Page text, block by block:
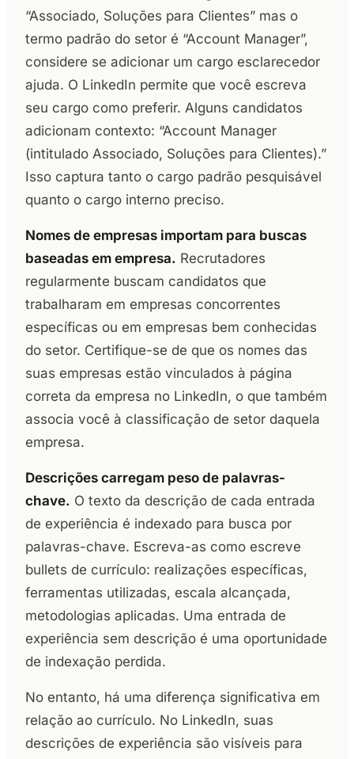
“Associado, Soluções para Clientes” mas o
termo padrão do setor é “Account Manager”,
considere se adicionar um cargo esclarecedor
ajuda. O LinkedIn permite que você escreva
seu cargo como preferir. Alguns candidatos
adicionam contexto: “Account Manager
(intitulado Associado, Soluções para Clientes).”
Isso captura tanto o cargo padrão pesquisável
quanto o cargo interno preciso.
Nomes de empresas importam para buscas
baseadas em empresa. Recrutadores
regularmente buscam candidatos que
trabalharam em empresas concorrentes
específicas ou em empresas bem conhecidas
do setor. Certifique-se de que os nomes das
suas empresas estão vinculados à página
correta da empresa no LinkedIn, o que também
associa você à classificação de setor daquela
empresa.
Descrições carregam peso de palavras-
chave. O texto da descrição de cada entrada
de experiência é indexado para busca por
palavras-chave. Escreva-as como escreve
bullets de currículo: realizações específicas,
ferramentas utilizadas, escala alcançada,
metodologias aplicadas. Uma entrada de
experiência sem descrição é uma oportunidade
de indexação perdida.
No entanto, há uma diferença significativa em
relação ao currículo. No LinkedIn, suas
descrições de experiência são visíveis para